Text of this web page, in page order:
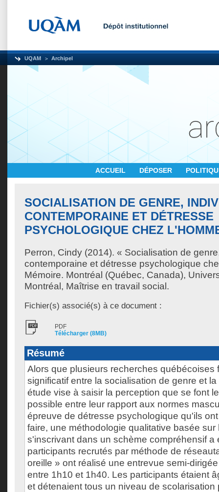
UQAM Archipel
ACCUEIL DÉPOSER
SOCIALISATION DE GENRE,
CONTEMPORAINE ET DÉTRESSE
PSYCHOLOGIQUE CHEZ
Perron, Cindy (2014). « Socialisation de
contemporaine et détresse psychologique
Mémoire. Montréal (Québec, Canada),
Montréal, Maîtrise en travail social.
Fichier(s) associé(s) à ce document :
PDF
Télécharger (8MB)
Résumé
Alors que plusieurs recherches québécoises
significatif entre la socialisation de genre et
étude vise à saisir la perception que se font
possible entre leur rapport aux normes
épreuve de détresse psychologique qu'ils
faire, une méthodologie qualitative basée sur
s'inscrivant dans un schème compréhensif a
participants recrutés par méthode de
oreille » ont réalisé une entrevue semi-
entre 1h10 et 1h40. Les participants étaient
et détenaient tous un niveau de scolarisation